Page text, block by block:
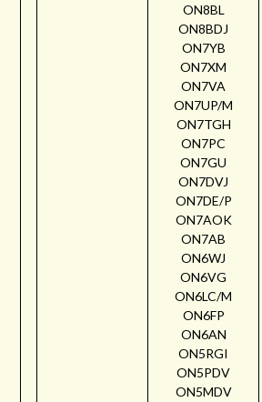
ON8BL
ON8BDJ
ON7YB
ON7XM
ON7VA
ON7UP/M
ON7TGH
ON7PC
ON7GU
ON7DVJ
ON7DE/P
ON7AOK
ON7AB
ON6WJ
ON6VG
ON6LC/M
ON6FP
ON6AN
ON5RGI
ON5PDV
ON5MDV